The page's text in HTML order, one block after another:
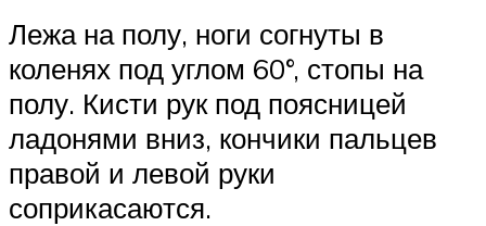
Лежа на полу, ноги согнуты в
коленях под углом 60°, стопы на
полу. Кисти рук под поясницей
ладонями вниз, кончики пальцев
правой и левой руки
соприкасаются.